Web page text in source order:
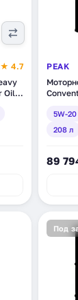
★ 4.7
Oil
PEAK
5W-20
208 л
89
Под